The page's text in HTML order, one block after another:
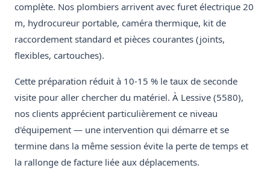
complète. Nos plombiers arrivent avec furet électrique 20
m, hydrocureur portable, caméra thermique, kit de
raccordement standard et pièces courantes (joints,
flexibles, cartouches).
Cette préparation réduit à 10-15 % le taux de seconde
visite pour aller chercher du matériel. À Lessive (5580),
nos clients apprécient particulièrement ce niveau
d'équipement — une intervention qui démarre et se
termine dans la même session évite la perte de temps et
la rallonge de facture liée aux déplacements.